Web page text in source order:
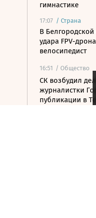
гимнастике
17:07 / Страна
В
удара FPV-
велосипедист
16:51 / Общество
СК возбудил
журналистки
публикации в